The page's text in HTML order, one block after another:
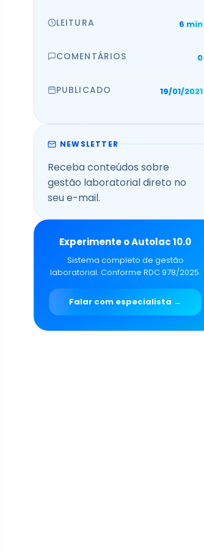
LEITURA 6 min
COMENTÁRIOS 0
PUBLICADO 19/01/2021
NEWSLETTER
Receba conteúdos sobre
gestão laboratorial direto no
seu e-mail.
Experimente o Autolac 10.0
Sistema completo de gestão
laboratorial. Conforme RDC 978/2025.
Falar com especialista →